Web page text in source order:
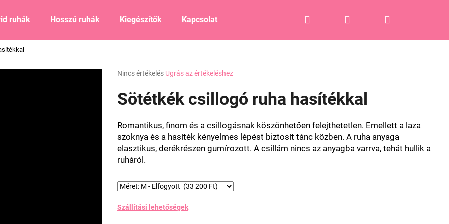
ruhák Hosszú ruhák Kiegészítők Kapcsolat Keresés Bejelentkezés
A
átlagos
értékelése
0,0
csillag.
Nincs értékelés Ugrás az értékeléshez
Sötétkék csillogó ruha hasítékkal
Romantikus, finom és a csillogásnak köszönhetően felejthetetlen. Emellett a laza
szoknya és a hasíték kényelmes lépést biztosít tánc közben. A ruha anyaga
elasztikus, derékrészen gumírozott. A csillám nincs az anyagba varrva, tehát hullik a
ruháról.
Szállítási lehetőségek
KERESÉS